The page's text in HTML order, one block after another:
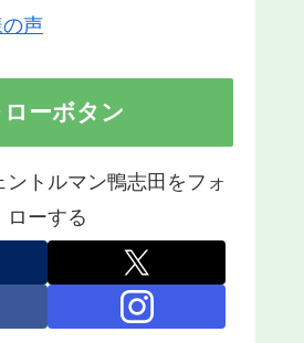
声
ーボタン
ントルマン鴨志田をフォ
ローする